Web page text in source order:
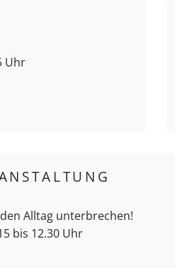
Uhr
Alltag unterbrechen!
bis 12.30 Uhr